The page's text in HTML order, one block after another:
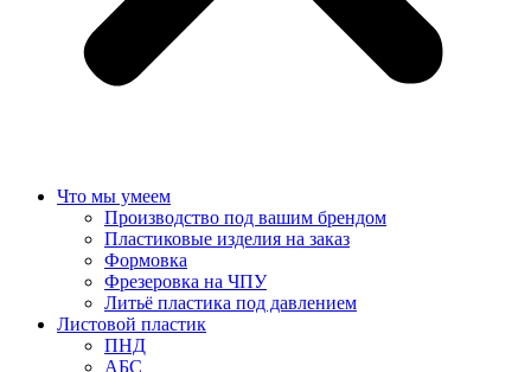
Что мы умеем
Производство под вашим брендом
Пластиковые изделия на заказ
Формовка
Фрезеровка на ЧПУ
Литьё пластика под давлением
Листовой пластик
ПНД
АБС